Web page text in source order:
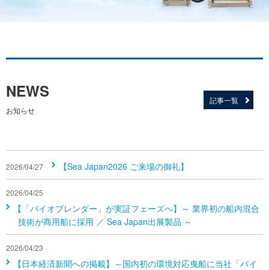
NEWS
お知らせ
記事一覧
2026/04/27 【Sea Japan2026 ご来場の御礼】
2026/04/25
【「バイオブレンダー」が実証フェーズへ】～ 業界初の船内混合
技術が商用船に採用 ／ Sea Japan出展製品 ～
2026/04/23
【日本経済新聞への掲載】～国内初の環境対応曳船に当社「バイ